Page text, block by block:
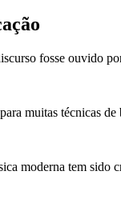
fosse ouvido
muitas técnicas
moderna tem sido